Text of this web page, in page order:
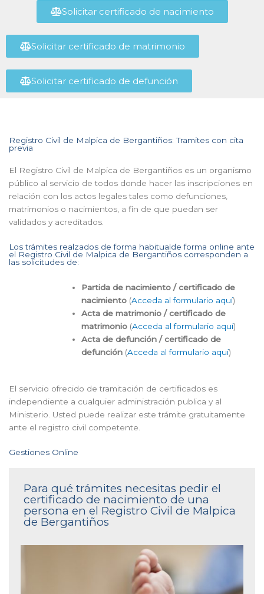
Solicitar certificado de nacimiento
Solicitar certificado de matrimonio
Solicitar certificado de defunción
Registro Civil de Malpica de Bergantiños: Tramites con cita
previa
El Registro Civil de Malpica de Bergantiños es un organismo
público al servicio de todos donde hacer las inscripciones en
relación con los actos legales tales como defunciones,
matrimonios o nacimientos, a fin de que puedan ser
validados y acreditados.
Los trámites realzados de forma habitualde forma online ante
el Registro Civil de Malpica de Bergantiños corresponden a
las solicitudes de:
Partida de nacimiento / certificado de
nacimiento (Acceda al formulario aquí)
Acta de matrimonio / certificado de
matrimonio (Acceda al formulario aquí)
Acta de defunción / certificado de
defunción (Acceda al formulario aquí)
El servicio ofrecido de tramitación de certificados es
independiente a cualquier administración publica y al
Ministerio. Usted puede realizar este trámite gratuitamente
ante el registro civil competente.
Gestiones Online
Para qué trámites necesitas pedir el
certificado de nacimiento de una
persona en el Registro Civil de Malpica
de Bergantiños